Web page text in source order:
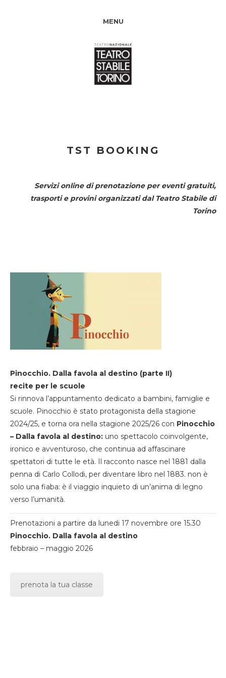
MENU
TST BOOKING
Servizi online di prenotazione per eventi gratuiti,
trasporti e provini organizzati dal Teatro Stabile di
Torino
Pinocchio. Dalla favola al destino (parte II)
recite per le scuole
Si rinnova l’appuntamento dedicato a bambini, famiglie e
scuole. Pinocchio è stato protagonista della stagione
2024/25, e torna ora nella stagione 2025/26 con Pinocchio
– Dalla favola al destino: uno spettacolo coinvolgente,
ironico e avventuroso, che continua ad affascinare
spettatori di tutte le età. Il racconto nasce nel 1881 dalla
penna di Carlo Collodi, per diventare libro nel 1883. non è
solo una fiaba: è il viaggio inquieto di un’anima di legno
verso l’umanità.
Prenotazioni a partire da lunedi 17 novembre ore 15.30
Pinocchio. Dalla favola al destino
febbraio – maggio 2026
prenota la tua classe